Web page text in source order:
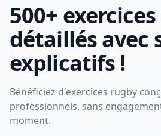
500+
détaillés avec
explicatifs !
Bénéficiez d'exercices rugby
professionnels, sans
moment.